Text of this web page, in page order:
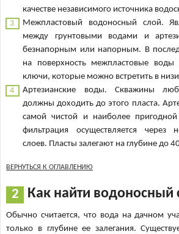
качестве независимого источника
Межпластовый водоносный слой.
между грунтовыми водами и
безнапорным или напорным. В
на поверхность межпластовые
ключи, которые можно встретить в
Артезианские воды. Скважины
должны доходить до этого пласта.
самой чистой и наиболее
фильтрация осуществляется через
слоев. Пласты залегают на глубине до
ВЕРНУТЬСЯ К ОГЛАВЛЕНИЮ
Как найти водоносный
Обычно считается, что вода на дачном
только в глубине ее залегания.